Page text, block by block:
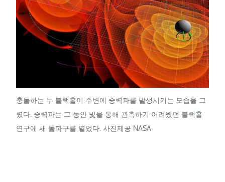
충돌하는 두 블랙홀이 주변에 중력파를 발생시키는 모습을 그
렸다. 중력파는 그 동안 빛을 통해 관측하기 어려웠던 블랙홀
연구에 새 돌파구를 열었다. 사진제공 NASA